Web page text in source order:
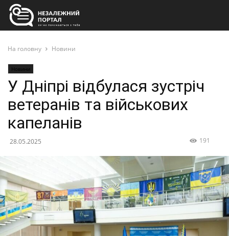
На головну Новини
Новини
У Дніпрі відбулася зустріч
ветеранів та військових
капеланів
28.05.2025 191